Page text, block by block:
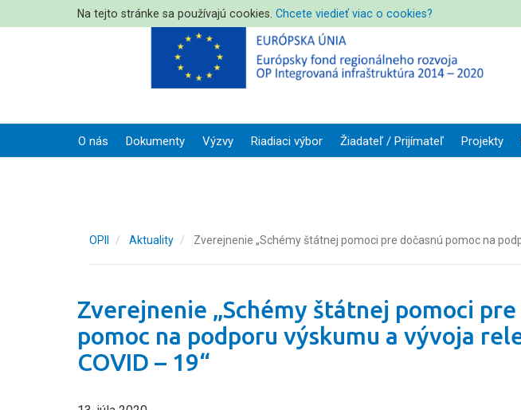
Na tejto stránke sa používajú cookies. Chcete viedieť viac o cookies?
O nás Dokumenty Výzvy Riadiaci výbor Žiadateľ / Prijímateľ Projekty
OPII Aktuality Zverejnenie „Schémy štátnej pomoci pre dočasnú pomoc na
Zverejnenie „Schémy štátnej pomoci pre
pomoc na podporu výskumu a vývoja
COVID – 19“